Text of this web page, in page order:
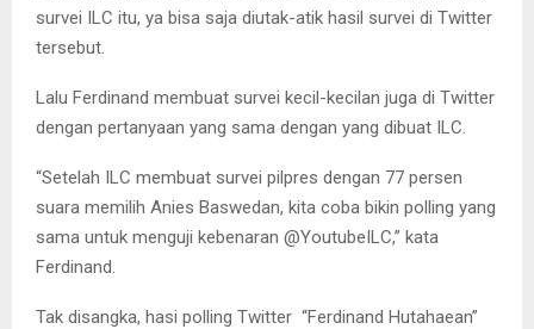
survei ILC itu, ya bisa saja diutak-atik hasil survei di Twitter
tersebut.
Lalu Ferdinand membuat survei kecil-kecilan juga di Twitter
dengan pertanyaan yang sama dengan yang dibuat ILC.
“Setelah ILC membuat survei pilpres dengan 77 persen
suara memilih Anies Baswedan, kita coba bikin polling yang
sama untuk menguji kebenaran @YoutubeILC,” kata
Ferdinand.
Tak disangka, hasi polling Twitter “Ferdinand Hutahaean”